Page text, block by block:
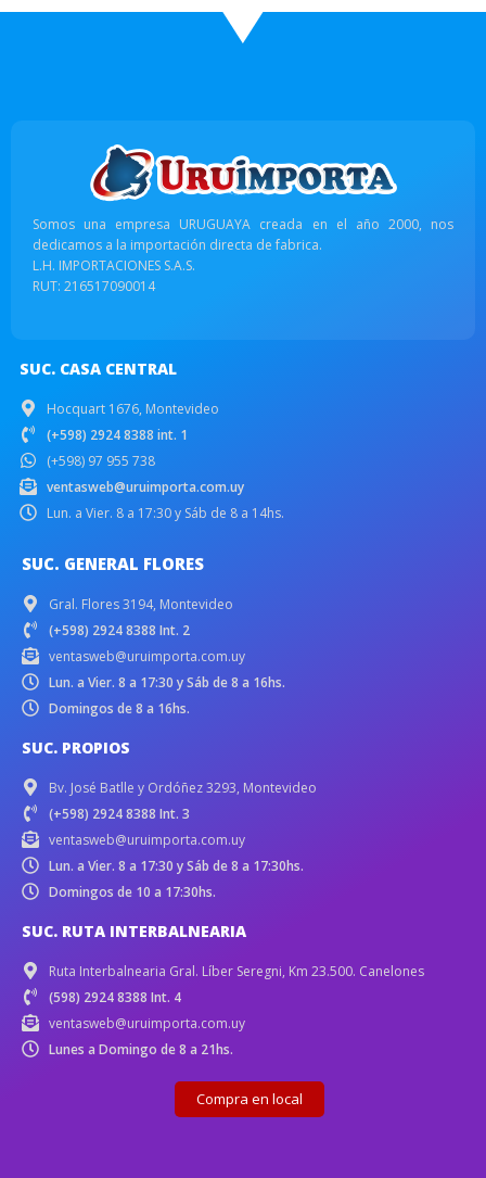
Somos una empresa URUGUAYA creada en el año 2000, nos
dedicamos a la importación directa de fabrica.
L.H. IMPORTACIONES S.A.S.
RUT: 216517090014
SUC. CASA CENTRAL
Hocquart 1676, Montevideo
(+598) 2924 8388 int. 1
(+598) 97 955 738
ventasweb@uruimporta.com.uy
Lun. a Vier. 8 a 17:30 y Sáb de 8 a 14hs.
SUC. GENERAL FLORES
Gral. Flores 3194, Montevideo
(+598) 2924 8388 Int. 2
ventasweb@uruimporta.com.uy
Lun. a Vier. 8 a 17:30 y Sáb de 8 a 16hs.
Domingos de 8 a 16hs.
SUC. PROPIOS
Bv. José Batlle y Ordóñez 3293, Montevideo
(+598) 2924 8388 Int. 3
ventasweb@uruimporta.com.uy
Lun. a Vier. 8 a 17:30 y Sáb de 8 a 17:30hs.
Domingos de 10 a 17:30hs.
SUC. RUTA INTERBALNEARIA
Ruta Interbalnearia Gral. Líber Seregni, Km 23.500. Canelones
(598) 2924 8388 Int. 4
ventasweb@uruimporta.com.uy
Lunes a Domingo de 8 a 21hs.
Compra en local